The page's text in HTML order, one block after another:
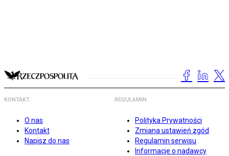
KONTAKT
O nas
Kontakt
Napisz do nas
REGULAMIN
Polityka Prywatności
Zmiana ustawień zgód
Regulamin serwisu
Informacje o nadawcy